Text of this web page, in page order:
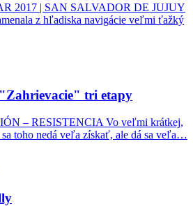
2017 | SAN SALVADOR DE JUJUY
z hľadiska navigácie veľmi ťažký
tri etapy
– RESISTENCIA Vo veľmi krátkej,
toho nedá veľa získať, ale dá sa veľa…